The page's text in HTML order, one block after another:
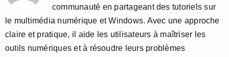
communauté en partageant des tutoriels sur
le multimédia numérique et Windows. Avec une approche
claire et pratique, il aide les utilisateurs à maîtriser les
outils numériques et à résoudre leurs problèmes